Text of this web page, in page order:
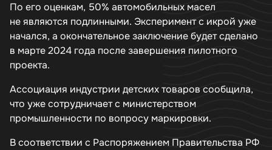
По его оценкам, 50% автомобильных масел
не являются подлинными. Эксперимент с икрой уже
начался, а окончательное заключение будет сделано
в марте 2024 года после завершения пилотного
проекта.
Ассоциация индустрии детских товаров сообщила,
что уже сотрудничает с министерством
промышленности по вопросу маркировки.
В соответствии с Распоряжением Правительства РФ